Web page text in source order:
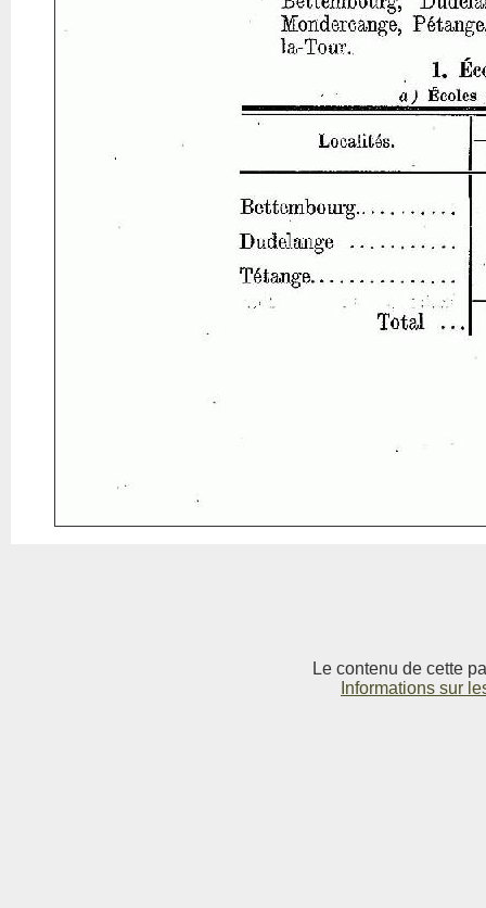
Le contenu de cette
Informations sur